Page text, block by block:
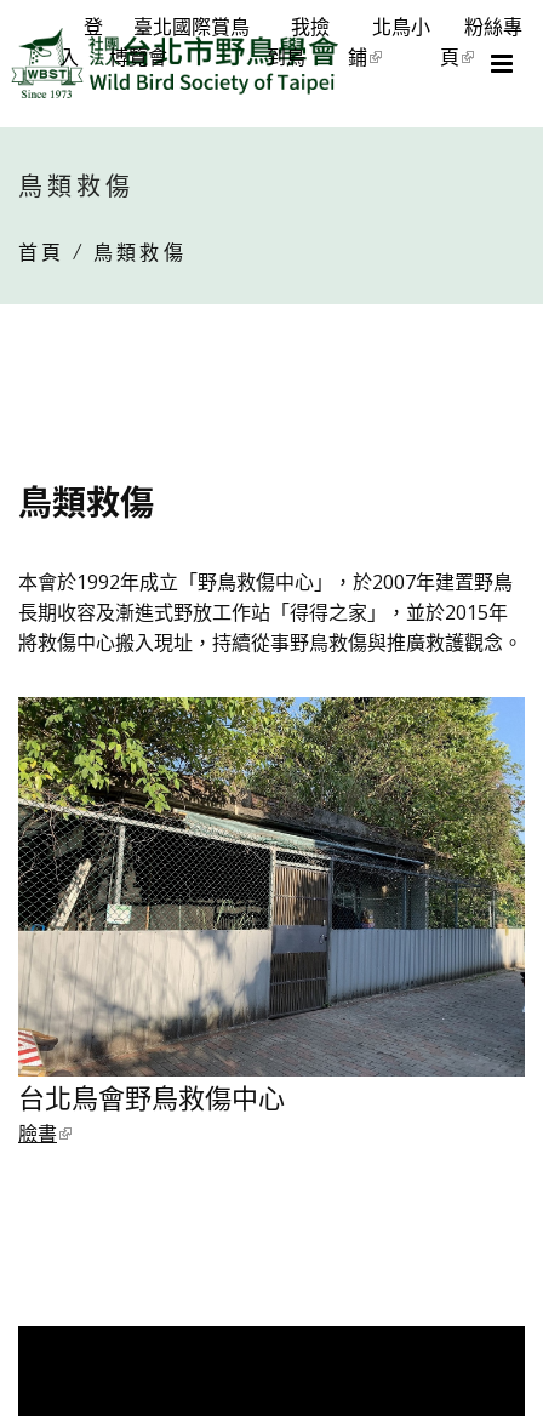
登
入
臺北國際賞鳥
博覽會
我撿
到鳥
北鳥小
鋪
粉絲專
頁
鳥類救傷
首頁 / 鳥類救傷
鳥類救傷
本會於1992年成立「野鳥救傷中心」，於2007年建置野鳥
長期收容及漸進式野放工作站「得得之家」，並於2015年
將救傷中心搬入現址，持續從事野鳥救傷與推廣救護觀念。
台北鳥會野鳥救傷中心
臉書